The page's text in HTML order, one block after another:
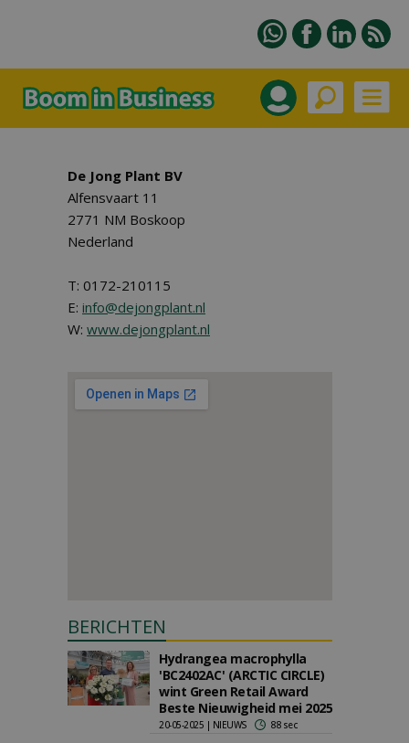
De Jong Plant BV
Alfensvaart 11
2771 NM Boskoop
Nederland
T: 0172-210115
E: info@dejongplant.nl
W: www.dejongplant.nl
BERICHTEN
Hydrangea macrophylla
'BC2402AC' (ARCTIC CIRCLE)
wint Green Retail Award
Beste Nieuwigheid mei 2025
20-05-2025 | NIEUWS 88 sec